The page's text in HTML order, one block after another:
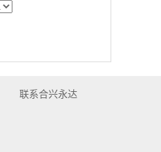
联系合兴永达